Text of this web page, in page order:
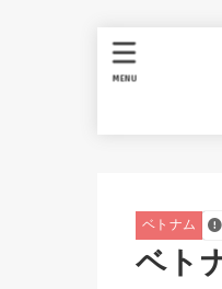
MENU
ベトナム
ベト